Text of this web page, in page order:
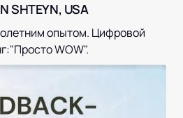
SHTEYN, USA
опытом. Цифровой
WOW".